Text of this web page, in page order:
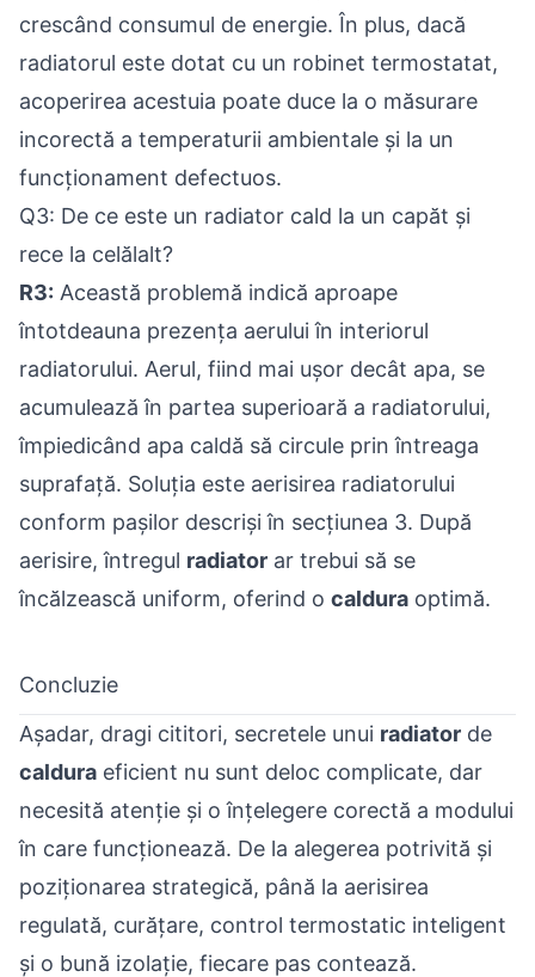
crescând consumul de energie. În plus, dacă
radiatorul este dotat cu un robinet termostatat,
acoperirea acestuia poate duce la o măsurare
incorectă a temperaturii ambientale și la un
funcționament defectuos.
Q3: De ce este un radiator cald la un capăt și
rece la celălalt?
R3: Această problemă indică aproape
întotdeauna prezența aerului în interiorul
radiatorului. Aerul, fiind mai ușor decât apa, se
acumulează în partea superioară a radiatorului,
împiedicând apa caldă să circule prin întreaga
suprafață. Soluția este aerisirea radiatorului
conform pașilor descriși în secțiunea 3. După
aerisire, întregul radiator ar trebui să se
încălzească uniform, oferind o caldura optimă.
Concluzie
Așadar, dragi cititori, secretele unui radiator de
caldura eficient nu sunt deloc complicate, dar
necesită atenție și o înțelegere corectă a modului
în care funcționează. De la alegerea potrivită și
poziționarea strategică, până la aerisirea
regulată, curățare, control termostatic inteligent
și o bună izolație, fiecare pas contează.